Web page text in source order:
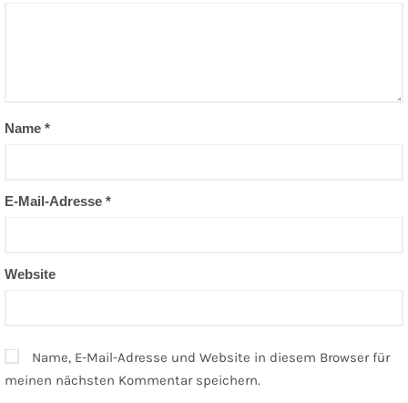
Name *
E-Mail-Adresse *
Website
Name, E-Mail-Adresse und Website in diesem Browser für
meinen nächsten Kommentar speichern.